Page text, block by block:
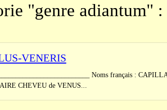
"genre adiantum" :
VENERIS
Noms français :
CHEVEU de VENUS...